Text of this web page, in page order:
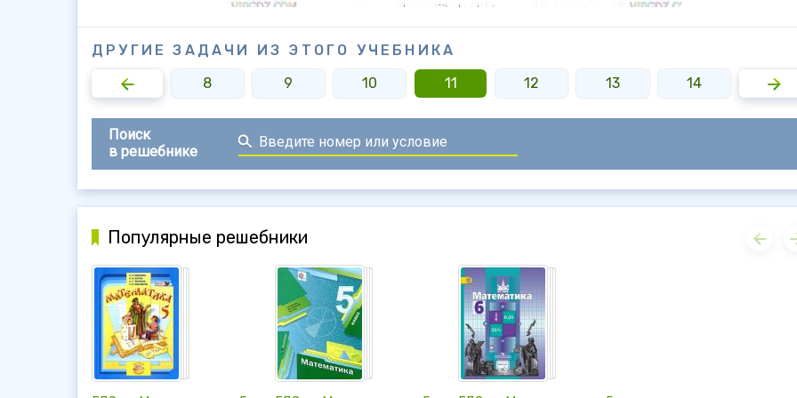
ДРУГИЕ ЗАДАЧИ ИЗ ЭТОГО УЧЕБНИКА
7 8 9 10 11 12 13 14 15
Поиск
в решебнике
Популярные решебники